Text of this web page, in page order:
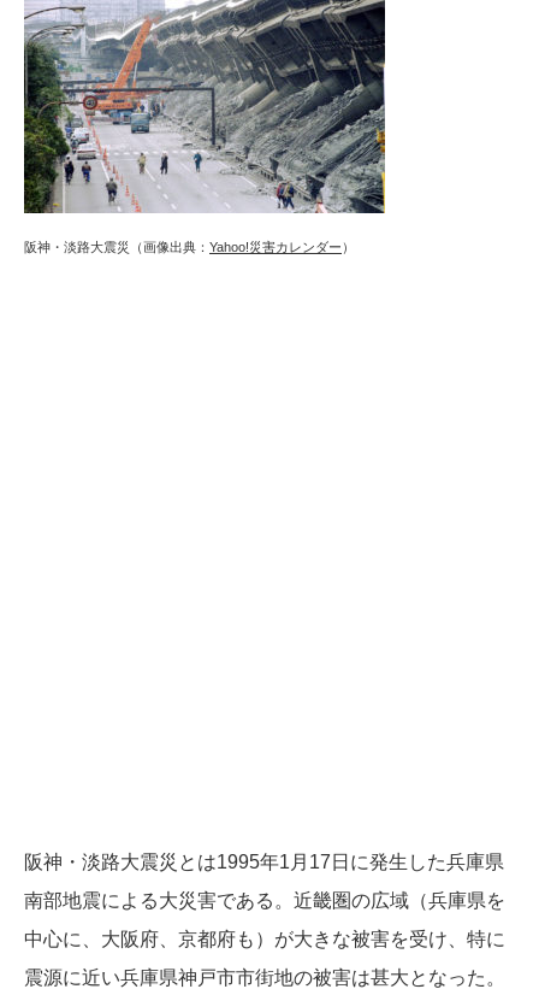
阪神・淡路大震災（画像出典： Yahoo!災害カレンダー ）
阪神・淡路大震災とは1995年1月17日に発生した兵庫県
南部地震による大災害である。近畿圏の広域（兵庫県を
中心に、大阪府、京都府も）が大きな被害を受け、特に
震源に近い兵庫県神戸市市街地の被害は甚大となった。